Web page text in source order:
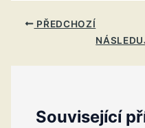
PŘEDCHOZÍ
Související